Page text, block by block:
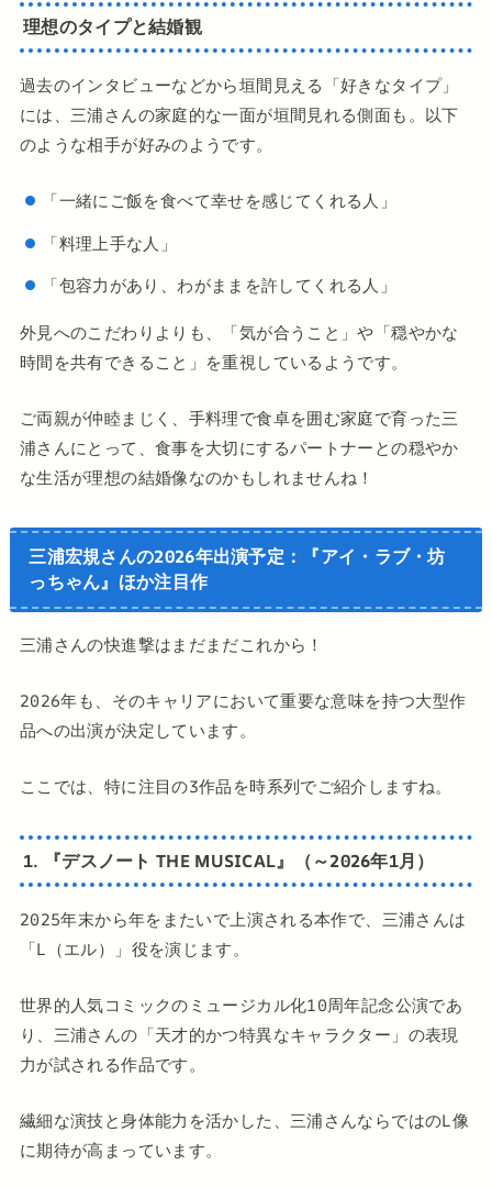
理想のタイプと結婚観
過去のインタビューなどから垣間見える「好きなタイプ」
には、三浦さんの家庭的な一面が垣間見れる側面も。以下
のような相手が好みのようです。
「一緒にご飯を食べて幸せを感じてくれる人」
「料理上手な人」
「包容力があり、わがままを許してくれる人」
外見へのこだわりよりも、「気が合うこと」や「穏やかな
時間を共有できること」を重視しているようです。
ご両親が仲睦まじく、手料理で食卓を囲む家庭で育った三
浦さんにとって、食事を大切にするパートナーとの穏やか
な生活が理想の結婚像なのかもしれませんね！
三浦宏規さんの2026年出演予定：『アイ・ラブ・坊
っちゃん』ほか注目作
三浦さんの快進撃はまだまだこれから！
2026年も、そのキャリアにおいて重要な意味を持つ大型作
品への出演が決定しています。
ここでは、特に注目の3作品を時系列でご紹介しますね。
1. 『デスノート THE MUSICAL』（～2026年1月）
2025年末から年をまたいで上演される本作で、三浦さんは
「L（エル）」役を演じます。
世界的人気コミックのミュージカル化10周年記念公演であ
り、三浦さんの「天才的かつ特異なキャラクター」の表現
力が試される作品です。
繊細な演技と身体能力を活かした、三浦さんならではのL像
に期待が高まっています。